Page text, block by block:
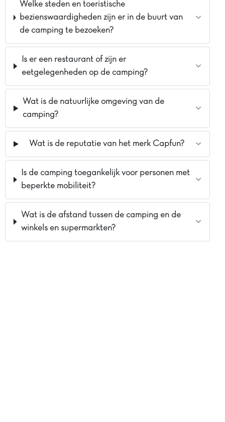
Welke steden en toeristische
bezienswaardigheden zijn er in de buurt van
de camping te bezoeken?
Is er een restaurant of zijn er
eetgelegenheden op de camping?
Wat is de natuurlijke omgeving van de
camping?
Wat is de reputatie van het merk Capfun?
Is de camping toegankelijk voor personen met
beperkte mobiliteit?
Wat is de afstand tussen de camping en de
winkels en supermarkten?